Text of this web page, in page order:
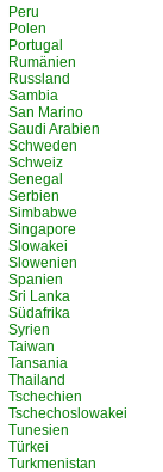
Peru
Polen
Portugal
Rumänien
Russland
Sambia
San Marino
Saudi Arabien
Schweden
Schweiz
Senegal
Serbien
Simbabwe
Singapore
Slowakei
Slowenien
Spanien
Sri Lanka
Südafrika
Syrien
Taiwan
Tansania
Thailand
Tschechien
Tschechoslowakei
Tunesien
Türkei
Turkmenistan